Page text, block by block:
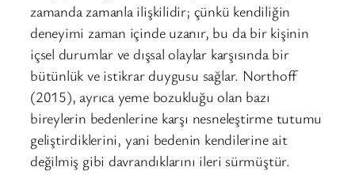
zamanda zamanla ilişkilidir; çünkü kendiliğin
deneyimi zaman içinde uzanır, bu da bir kişinin
içsel durumlar ve dışsal olaylar karşısında bir
bütünlük ve istikrar duygusu sağlar. Northoff
(2015), ayrıca yeme bozukluğu olan bazı
bireylerin bedenlerine karşı nesneleştirme tutumu
geliştirdiklerini, yani bedenin kendilerine ait
değilmiş gibi davrandıklarını ileri sürmüştür.